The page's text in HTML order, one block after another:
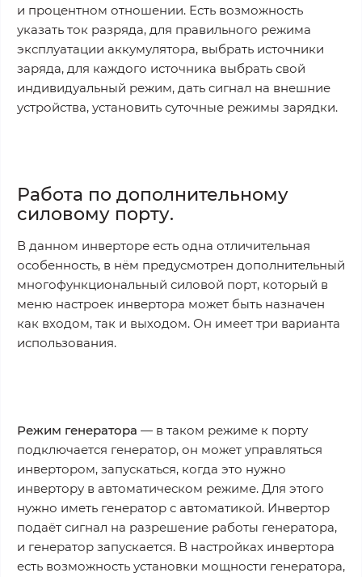
и процентном отношении. Есть возможность
указать ток разряда, для правильного режима
эксплуатации аккумулятора, выбрать источники
заряда, для каждого источника выбрать свой
индивидуальный режим, дать сигнал на внешние
устройства, установить суточные режимы зарядки.
Работа по дополнительному
силовому порту.
В данном инверторе есть одна отличительная
особенность, в нём предусмотрен дополнительный
многофункциональный силовой порт, который в
меню настроек инвертора может быть назначен
как входом, так и выходом. Он имеет три варианта
использования.
Режим генератора — в таком режиме к порту
подключается генератор, он может управляться
инвертором, запускаться, когда это нужно
инвертору в автоматическом режиме. Для этого
нужно иметь генератор с автоматикой. Инвертор
подаёт сигнал на разрешение работы генератора,
и генератор запускается. В настройках инвертора
есть возможность установки мощности генератора,